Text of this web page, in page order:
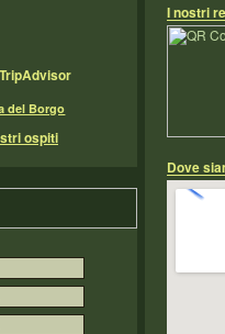
del Borgo
ospiti
I nostri
Dove